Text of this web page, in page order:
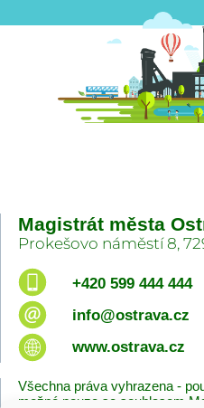
Magistrát města
Prokešovo náměstí 8,
+420 599 444 444
info@ostrava.cz
www.ostrava.cz
Všechna práva vyhrazena -
možné pouze se souhlasem